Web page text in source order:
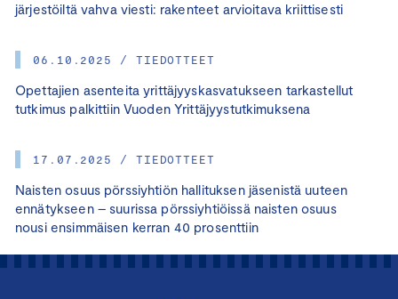
järjestöiltä vahva viesti: rakenteet arvioitava kriittisesti
06.10.2025 / TIEDOTTEET
Opettajien asenteita yrittäjyyskasvatukseen tarkastellut
tutkimus palkittiin Vuoden Yrittäjyystutkimuksena
17.07.2025 / TIEDOTTEET
Naisten osuus pörssiyhtiön hallituksen jäsenistä uuteen
ennätykseen – suurissa pörssiyhtiöissä naisten osuus
nousi ensimmäisen kerran 40 prosenttiin